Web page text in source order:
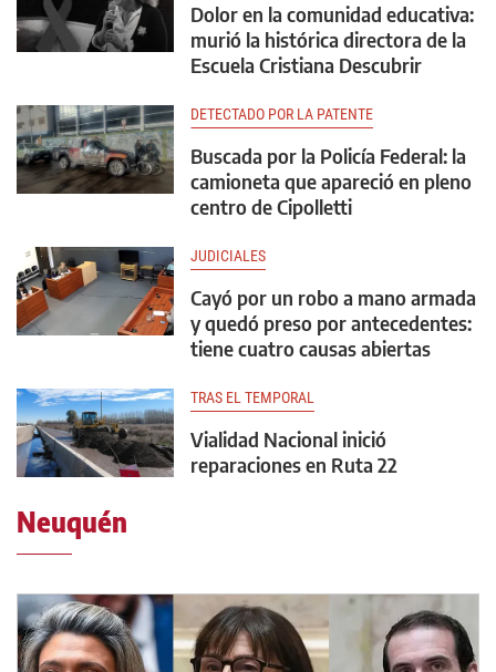
Dolor en la comunidad educativa:
murió la histórica directora de la
Escuela Cristiana Descubrir
DETECTADO POR LA PATENTE
Buscada por la Policía Federal: la
camioneta que apareció en pleno
centro de Cipolletti
JUDICIALES
Cayó por un robo a mano armada
y quedó preso por antecedentes:
tiene cuatro causas abiertas
TRAS EL TEMPORAL
Vialidad Nacional inició
reparaciones en Ruta 22
Neuquén